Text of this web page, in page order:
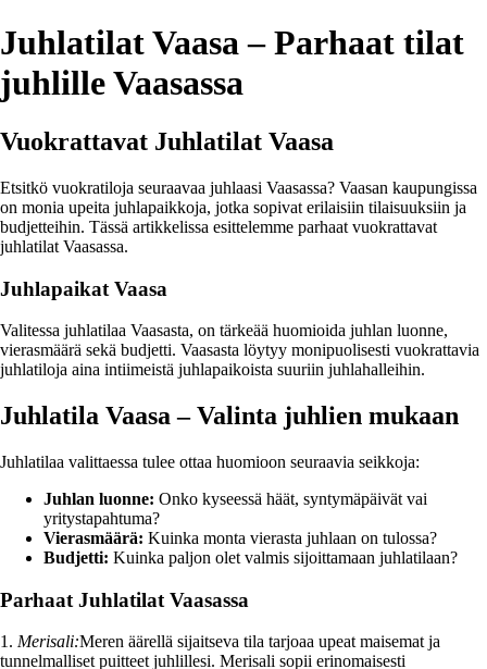
Juhlatilat Vaasa – Parhaat tilat
juhlille Vaasassa
Vuokrattavat Juhlatilat Vaasa
Etsitkö vuokratiloja seuraavaa juhlaasi Vaasassa? Vaasan kaupungissa
on monia upeita juhlapaikkoja, jotka sopivat erilaisiin tilaisuuksiin ja
budjetteihin. Tässä artikkelissa esittelemme parhaat vuokrattavat
juhlatilat Vaasassa.
Juhlapaikat Vaasa
Valitessa juhlatilaa Vaasasta, on tärkeää huomioida juhlan luonne,
vierasmäärä sekä budjetti. Vaasasta löytyy monipuolisesti vuokrattavia
juhlatiloja aina intiimeistä juhlapaikoista suuriin juhlahalleihin.
Juhlatila Vaasa – Valinta juhlien mukaan
Juhlatilaa valittaessa tulee ottaa huomioon seuraavia seikkoja:
Juhlan luonne: Onko kyseessä häät, syntymäpäivät vai
yritystapahtuma?
Vierasmäärä: Kuinka monta vierasta juhlaan on tulossa?
Budjetti: Kuinka paljon olet valmis sijoittamaan juhlatilaan?
Parhaat Juhlatilat Vaasassa
1. Merisali:Meren äärellä sijaitseva tila tarjoaa upeat maisemat ja
tunnelmalliset puitteet juhlillesi. Merisali sopii erinomaisesti